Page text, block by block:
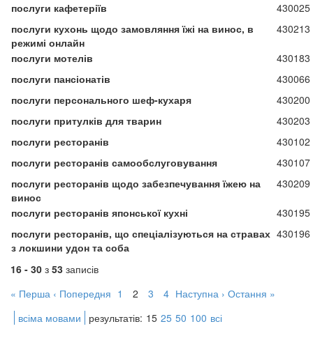
послуги кафетеріїв
430025
послуги кухонь щодо замовляння їжі на винос, в
режимі онлайн
430213
послуги мотелів
430183
послуги пансіонатів
430066
послуги персонального шеф-кухаря
430200
послуги притулків для тварин
430203
послуги ресторанів
430102
послуги ресторанів самообслуговування
430107
послуги ресторанів щодо забезпечування їжею на
винос
430209
послуги ресторанів японської кухні
430195
послуги ресторанів, що спеціалізуються на стравах
з локшини удон та соба
430196
16 - 30 з 53 записів
« Перша ‹ Попередня 1 2 3 4 Наступна › Остання »
всіма мовами
результатів: 15 25 50 100 всі